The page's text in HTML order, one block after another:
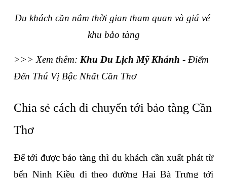
Du khách cần nắm thời gian tham quan và giá vé
khu bảo tàng
>>> Xem thêm: Khu Du Lịch Mỹ Khánh - Điểm
Đến Thú Vị Bậc Nhất Cần Thơ
Chia sẻ cách di chuyển tới bảo tàng Cần
Thơ
Để tới được bảo tàng thì du khách cần xuất phát từ
bến Ninh Kiều đi theo đường Hai Bà Trưng tới